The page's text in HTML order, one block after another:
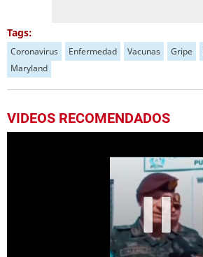
Tags:
Coronavirus Enfermedad Vacunas Gripe
Maryland
VIDEOS RECOMENDADOS